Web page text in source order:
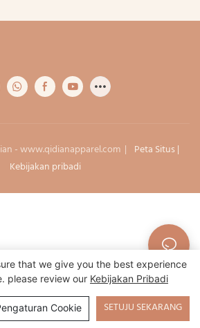
-www.qidianapparel.com | Peta Situs |
Kebijakan pribadi
that we give you the best experience
please review our Kebijakan Pribadi
Cookie SETUJU SEKARANG